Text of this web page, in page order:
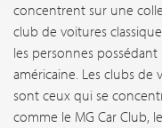
concentrent sur une
club de voitures
les personnes
américaine. Les clubs de
sont ceux qui se
comme le MG Car Club,